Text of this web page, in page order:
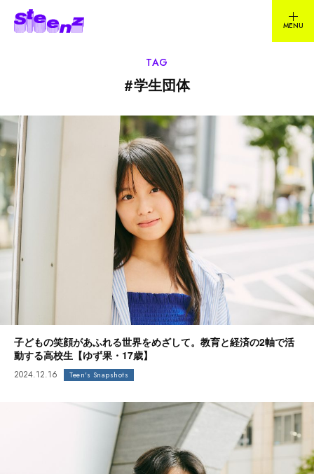
TAG
#学生団体
子どもの笑顔があふれる世界をめざして。教育と経済の2軸で活
動する高校生【ゆず果・17歳】
2024.12.16 Teen's Snapshots